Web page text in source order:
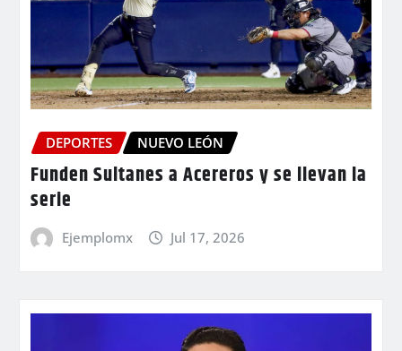
DEPORTES NUEVO LEÓN
Funden Sultanes a Acereros y se llevan la
serie
Ejemplomx Jul 17, 2026